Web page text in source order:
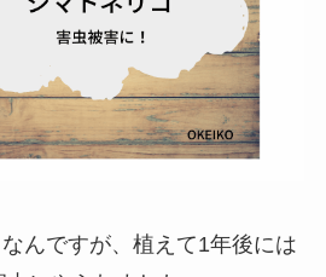
んですが、植えて1年後には